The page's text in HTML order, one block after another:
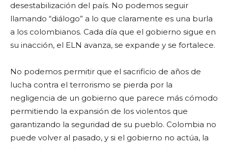
desestabilización del país. No podemos seguir
llamando “diálogo” a lo que claramente es una burla
a los colombianos. Cada día que el gobierno sigue en
su inacción, el ELN avanza, se expande y se fortalece.
No podemos permitir que el sacrificio de años de
lucha contra el terrorismo se pierda por la
negligencia de un gobierno que parece más cómodo
permitiendo la expansión de los violentos que
garantizando la seguridad de su pueblo. Colombia no
puede volver al pasado, y si el gobierno no actúa, la